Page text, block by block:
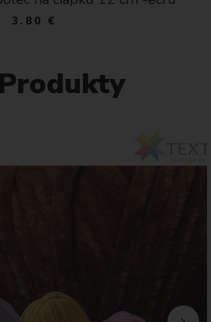
3.80 €